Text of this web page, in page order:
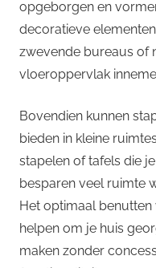
opgeborgen en
decoratieve
zwevende bureaus of
vloeroppervlak
Bovendien kunnen
bieden in kleine
stapelen of tafels die
besparen veel ruimte
Het optimaal
helpen om je huis
maken zonder